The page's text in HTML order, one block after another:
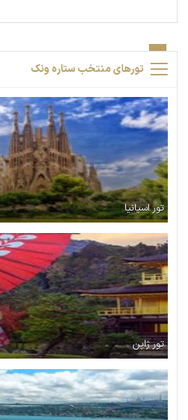
تورهای منتخب ستاره ونک
تور اسپانیا
تور ژاپن